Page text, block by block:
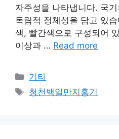
자주성을 나타냅니다. 국
독립적 정체성을 담고 있
색, 빨간색으로 구성되어
이상과 … Read more
Categories
기타
Tags
청천백일만지홍기